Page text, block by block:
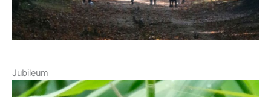
Jubileum